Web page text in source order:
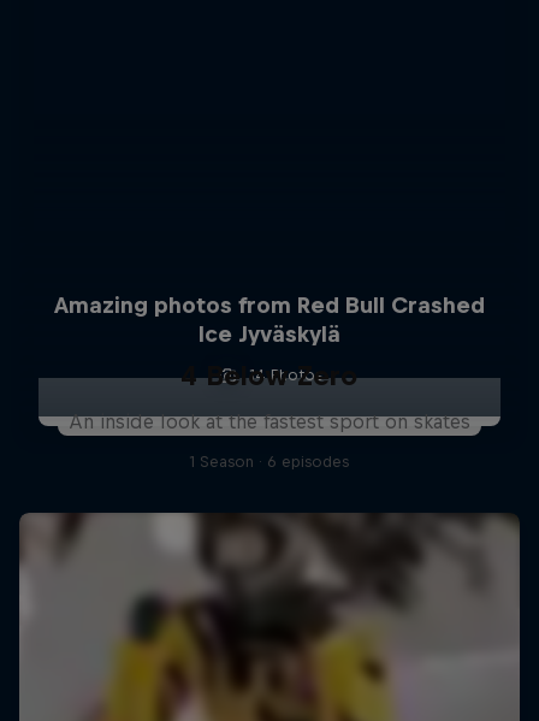
Amazing photos from Red Bull Crashed
Ice Jyväskylä
14 Photos
4 Below Zero
An inside look at the fastest sport on skates
1 Season · 6 episodes